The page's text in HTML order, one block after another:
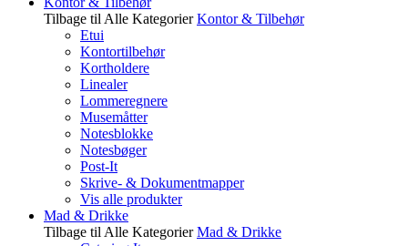
Tilbage til Alle Kategorier Kontor & Tilbehør
Etui
Kontortilbehør
Kortholdere
Linealer
Lommeregnere
Musemåtter
Notesblokke
Notesbøger
Post-It
Skrive- & Dokumentmapper
Vis alle produkter
Mad & Drikke
Tilbage til Alle Kategorier Mad & Drikke